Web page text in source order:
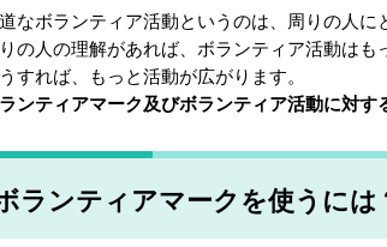
なボランティア活動というのは、周りの人に
の人の理解があれば、ボランティア活動はも
すれば、もっと活動が広がります。
ンティアマーク及びボランティア活動に対す
ランティアマークを使うには